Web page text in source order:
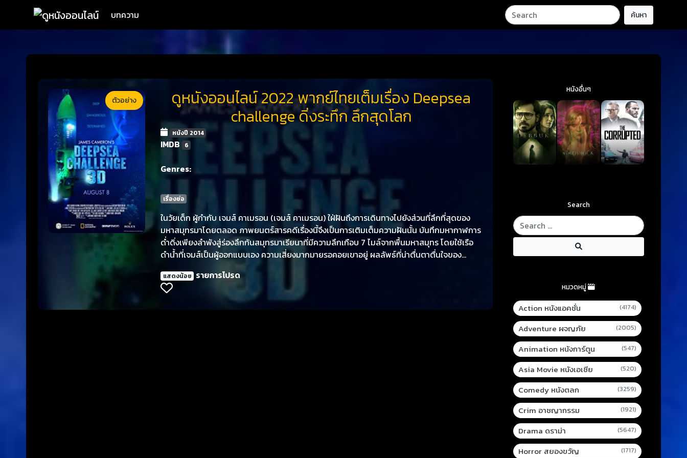
บทความ ค้นหา
ตัวอย่าง
ดูหนังออนไลน์ 2022 พากย์ไทยเต็มเรื่อง Deepsea
challenge ดิ่งระทึก ลึกสุดโลก
หนังปี 2014
IMDB 6
Genres:
เรื่องย่อ
ในวัยเด็ก ผู้กำกับ เจมส์ คาเมรอน (เจมส์ คาเมรอน) ใฝ่ฝันถึงการเดินทางไปยังส่วนที่ลึกที่สุดของ
มหาสมุทรมาโดยตลอด ภาพยนตร์สารคดีเรื่องนี้จึงเป็นการเติมเต็มความฝันนั้น บันทึกมหากาฬการ
ด่ำดิ่งเพียงลำพังสู่ร่องลึกก้นสมุทรมาเรียนาที่มีความลึกเกือบ 7 ไมล์จากพื้นมหาสมุทร โดยใช้เรือ
ดำน้ำที่เจมส์เป็นผู้ออกแบบเอง ความเสี่ยงมากมายรอคอยเขาอยู่ ผลลัพธ์ที่น่าตื่นตาตื่นใจของ
วิทยาศาสตร์ ความกล้าหาญ และความทะเยอทะยานของมนุษย์ได้ถูกรวบรวมเอาไว้ในสารคดีนี้
แสดงน้อย รายการโปรด
หนังอื่นๆ
Search
หมวดหมู่
Action หนังแอคชั่น (4174)
Adventure ผจญภัย (2005)
Animation หนังการ์ตูน (547)
Asia Movie หนังเอเชีย (520)
Comedy หนังตลก (3259)
Crim อาชญากรรม (1921)
Drama ดราม่า (5647)
Horror สยองขวัญ (1717)